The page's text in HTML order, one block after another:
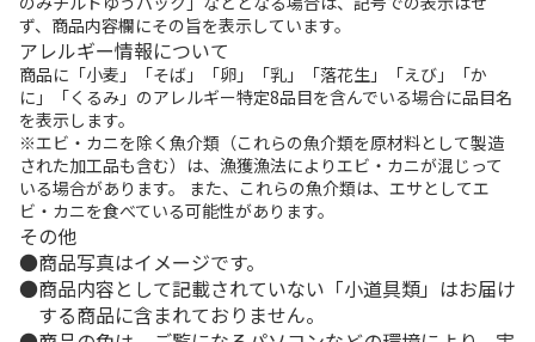
ず、商品内容欄にその旨を表示しています。
アレルギー情報について
商品に「小麦」「そば」「卵」「乳」「落花生」「えび」「か
に」「くるみ」のアレルギー特定8品目を含んでいる場合に品目名
を表示します。
※エビ・カニを除く魚介類（これらの魚介類を原材料として製造
された加工品も含む）は、漁獲漁法によりエビ・カニが混じって
いる場合があります。 また、これらの魚介類は、エサとしてエ
ビ・カニを食べている可能性があります。
その他
商品写真はイメージです。
商品内容として記載されていない「小道具類」はお届け
する商品に含まれておりません。